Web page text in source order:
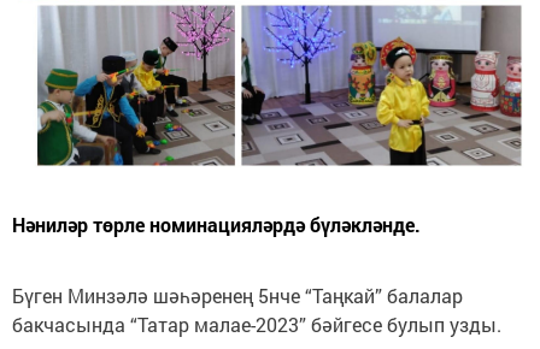
Нәниләр төрле номинацияләрдә бүләкләнде.
Бүген Минзәлә шәһәренең 5нче “Таңкай” балалар
бакчасында “Татар малае-2023” бәйгесе булып узды.